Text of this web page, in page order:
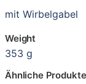
mit Wirbelgabel
Weight
353 g
Ähnliche Produkte